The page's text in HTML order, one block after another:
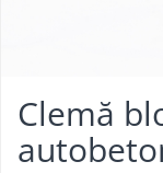
Clemă